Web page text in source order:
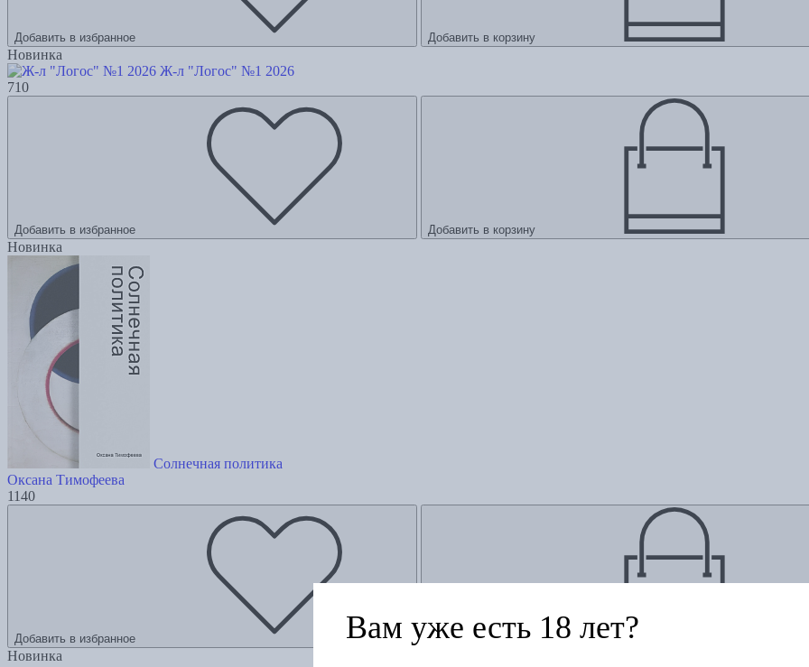
Добавить в избранное Добавить в корзину
Новинка
Ж-л "Логос" №1 2026
710
Добавить в избранное Добавить в корзину
Новинка
Солнечная политика
Оксана Тимофеева
1140
Добавить в избранное Добавить в корзину
Новинка
Вам уже есть 18 лет?